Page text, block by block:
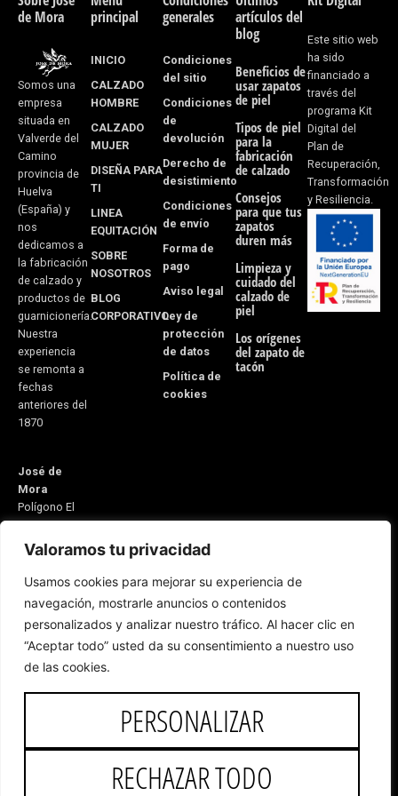
Valoramos tu privacidad
Usamos cookies para mejorar su experiencia de
navegación, mostrarle anuncios o contenidos
personalizados y analizar nuestro tráfico. Al hacer clic en
“Aceptar todo” usted da su consentimiento a nuestro uso
de las cookies.
PERSONALIZAR
RECHAZAR TODO
b
o
o
k
-
f
a
g
r
a
m
de Mora
Somos una
empresa
situada en
Valverde del
Camino
provincia de
Huelva
(España) y
nos
dedicamos a
la fabricación
de calzado y
productos de
guarnicionería.
Nuestra
experiencia
se remonta a
fechas
anteriores del
1870
José de
Mora
Polígono El
Monete Nave
31
21600
Valverde del
Camino
Huelva,
España
Email:
Atención al
principal
INICIO
CALZADO
HOMBRE
CALZADO
MUJER
DISEÑA PARA
TI
LINEA
EQUITACIÓN
SOBRE
NOSOTROS
BLOG
CORPORATIVO
generales
Condiciones
del sitio
Condiciones
de
devolución
Derecho de
desistimiento
Condiciones
de envío
Forma de
pago
Aviso legal
Ley de
protección
de datos
Política de
cookies
artículos del
blog
Beneficios de
usar zapatos
de piel
Tipos de piel
para la
fabricación
de calzado
Consejos
para que tus
zapatos
duren más
Limpieza y
cuidado del
calzado de
piel
Los orígenes
del zapato de
tacón
Este sitio web
ha sido
financiado a
través del
programa Kit
Digital del
Plan de
Recuperación,
Transformación
y Resiliencia.